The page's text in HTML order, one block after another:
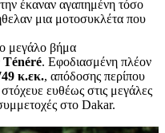
την έκαναν αγαπημένη τόσο
μια μοτοσυκλέτα που
μεγάλο βήμα
. Εφοδιασμένη πλέον
κ.εκ., απόδοσης περίπου
ευθέως στις μεγάλες
στο Dakar.